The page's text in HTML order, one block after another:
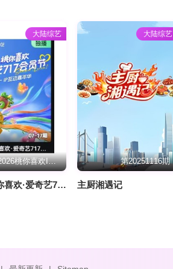
大陆综艺
更新至2026桃你喜欢IP互动嘉年华 田曦薇胡一天连线力推《天才，女友》
2026桃你喜欢·爱奇艺717会员节——IP互动嘉年华
大陆综艺
第20251116期
主厨湘遇记